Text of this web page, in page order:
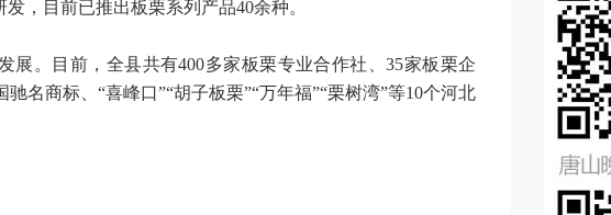
，目前已推出板栗系列产品40余种。
展。目前，全县共有400多家板栗专业合作社、35家板栗企
名商标、“喜峰口”“胡子板栗”“万年福”“栗树湾”等10个河北